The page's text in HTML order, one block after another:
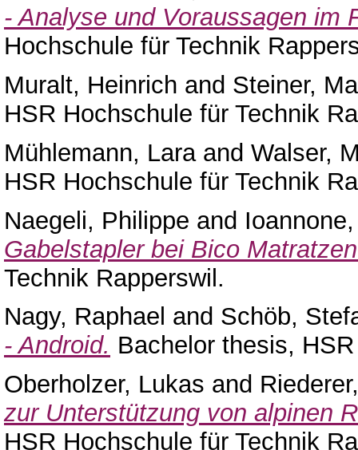
- Analyse und Voraussagen im
Hochschule für Technik
Muralt, Heinrich and Steiner,
HSR Hochschule für Technik
Mühlemann, Laraand Walser,
HSR Hochschule für Technik
Naegeli, Philippe and
Gabelstapler bei Bico
Technik Rapperswil.
Nagy, Raphael and Schöb,
- Android. Bachelor thesis,
Oberholzer, Lukas and
zur Unterstützung von alpinen
HSR Hochschule für Technik